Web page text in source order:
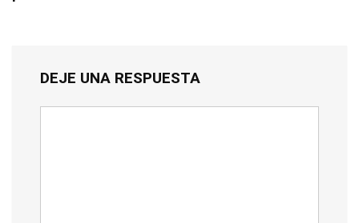
DEJE UNA RESPUESTA